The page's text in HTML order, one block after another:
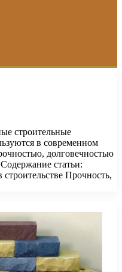
строительные
в современном
долговечностью
статьи:
Прочность,